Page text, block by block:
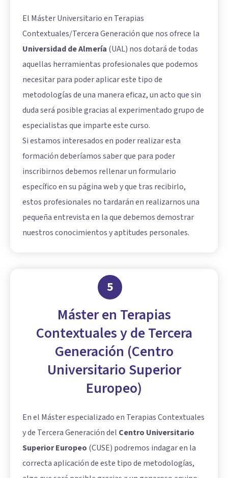
El Máster Universitario en Terapias
Contextuales/Tercera Generación que nos ofrece la
Universidad de Almería (UAL) nos dotará de todas
aquellas herramientas profesionales que podemos
necesitar para poder aplicar este tipo de
metodologías de una manera eficaz, un acto que sin
duda será posible gracias al experimentado grupo de
especialistas que imparte este curso.
Si estamos interesados en poder realizar esta
formación deberíamos saber que para poder
inscribirnos debemos rellenar un formulario
específico en su página web y que tras recibirlo,
estos profesionales no tardarán en realizarnos una
pequeña entrevista en la que debemos demostrar
nuestros conocimientos y aptitudes personales.
5
Máster en Terapias
Contextuales y de Tercera
Generación (Centro
Universitario Superior
Europeo)
En el Máster especializado en Terapias Contextuales
y de Tercera Generación del Centro Universitario
Superior Europeo (CUSE) podremos indagar en la
correcta aplicación de este tipo de metodologías,